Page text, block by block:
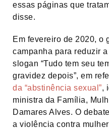
essas páginas que
disse.
Em fevereiro de 2020, o
campanha para reduzir
slogan “Tudo tem seu
gravidez depois”, em
da “abstinência sexual”,
ministra da Família,
Damares Alves. O
a violência contra